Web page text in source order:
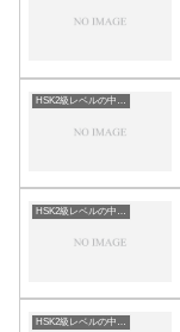
HSK2級レベルの中国語
HSK2級レベルの中国語
HSK2級レベルの中国語